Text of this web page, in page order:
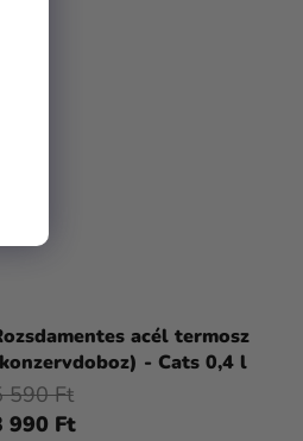
acél termosz
- Cats 0,4 l
990 Ft
590 Ft